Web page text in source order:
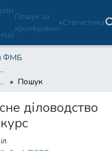
Пошук за
критеріями
Статистика
ФМБ
(ОП D6-ФМБ)
D6-ФМБ) -1 курс
Пошук
діловодство